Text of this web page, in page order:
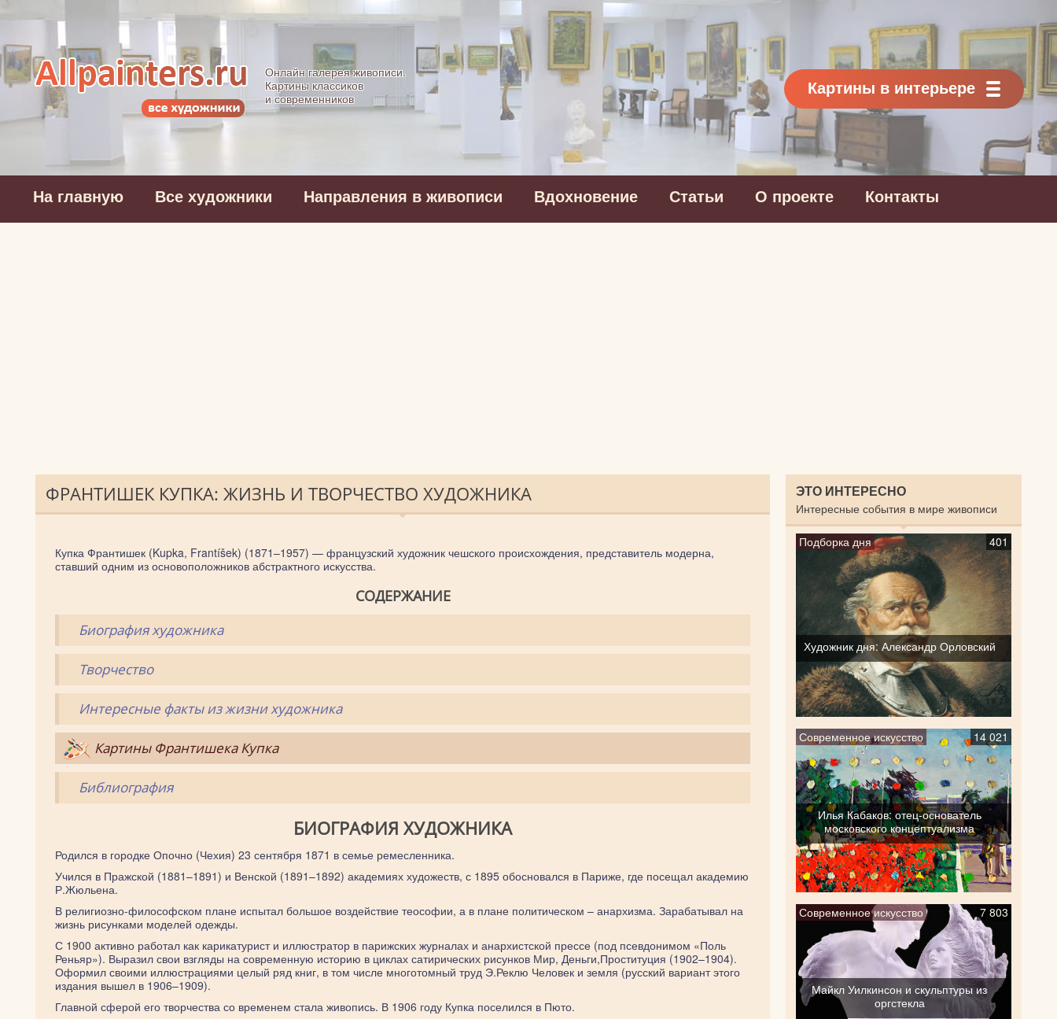
Allpainters.ru - картинная галерея
Онлайн галерея живописи.
Картины классиков
и современников
Картины в интерьере
На главную Все художники Направления в живописи Вдохновение Статьи О проекте Контакты
ФРАНТИШЕК КУПКА: ЖИЗНЬ И ТВОРЧЕСТВО ХУДОЖНИКА
Купка Франтишек (Kupka, Frantíšek) (1871–1957) — французский художник чешского происхождения, представитель модерна,
ставший одним из основоположников абстрактного искусства.
СОДЕРЖАНИЕ
Биография художника
Творчество
Интересные факты из жизни художника
Картины Франтишека Купка
Библиография
БИОГРАФИЯ ХУДОЖНИКА
Родился в городке Опочно (Чехия) 23 сентября 1871 в семье ремесленника.
Учился в Пражской (1881–1891) и Венской (1891–1892) академиях художеств, с 1895 обосновался в Париже, где посещал академию
Р.Жюльена.
В религиозно-философском плане испытал большое воздействие теософии, а в плане политическом – анархизма. Зарабатывал на
жизнь рисунками моделей одежды.
С 1900 активно работал как карикатурист и иллюстратор в парижских журналах и анархистской прессе (под псевдонимом «Поль
Реньяр»). Выразил свои взгляды на современную историю в циклах сатирических рисунков Мир, Деньги,Проституция (1902–1904).
Оформил своими иллюстрациями целый ряд книг, в том числе многотомный труд Э.Реклю Человек и земля (русский вариант этого
издания вышел в 1906–1909).
Главной сферой его творчества со временем стала живопись. В 1906 году Купка поселился в Пюто.
ЭТО ИНТЕРЕСНО
Интересные события в мире живописи
Подборка дня 401
Художник дня: Александр Орловский
Современное искусство 14 021
Илья Кабаков: отец-основатель
московского концептуализма
Современное искусство 7 803
Майкл Уилкинсон и скульптуры из
оргстекла